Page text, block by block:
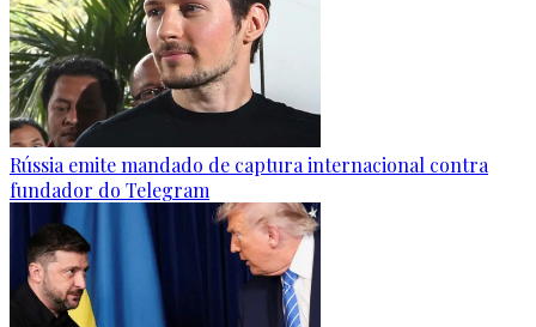
Rússia emite mandado de captura internacional contra
fundador do Telegram